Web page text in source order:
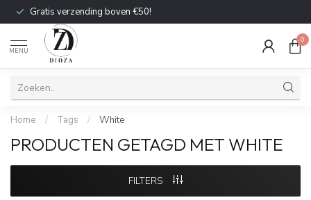
Gratis verzending boven €50!
MENU
0
Home / Tags / White
PRODUCTEN GETAGD MET WHITE
FILTERS